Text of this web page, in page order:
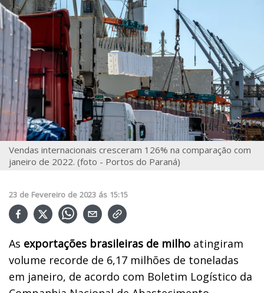
Vendas internacionais cresceram 126% na comparação com
janeiro de 2022. (foto - Portos do Paraná)
23 de Fevereiro de 2023 ás 15:15
As exportações brasileiras de milho atingiram
volume recorde de 6,17 milhões de toneladas
em janeiro, de acordo com Boletim Logístico da